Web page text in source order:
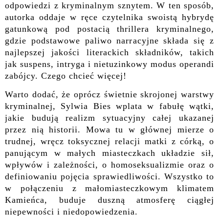
odpowiedzi z kryminalnym sznytem. W ten sposób,
autorka oddaje w ręce czytelnika swoistą hybrydę
gatunkową pod postacią thrillera kryminalnego,
gdzie podstawowe paliwo narracyjne składa się z
najlepszej jakości literackich składników, takich
jak suspens, intryga i nietuzinkowy modus operandi
zabójcy. Czego chcieć więcej!
Warto dodać, że oprócz świetnie skrojonej warstwy
kryminalnej, Sylwia Bies wplata w fabułę wątki,
jakie budują realizm sytuacyjny całej ukazanej
przez nią historii. Mowa tu w głównej mierze o
trudnej, wręcz toksycznej relacji matki z córką, o
panującym w małych miasteczkach układzie sił,
wpływów i zależności, o homoseksualizmie oraz o
definiowaniu pojęcia sprawiedliwości. Wszystko to
w połączeniu z małomiasteczkowym klimatem
Kamieńca, buduje duszną atmosferę ciągłej
niepewności i niedopowiedzenia.